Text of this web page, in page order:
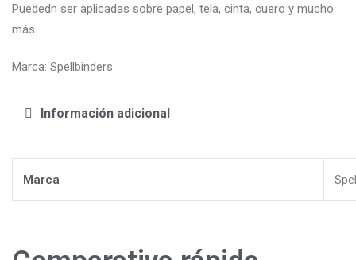
Puededn ser aplicadas sobre papel, tela, cinta, cuero y mucho
más.
Marca: Spellbinders
Información adicional
Marca